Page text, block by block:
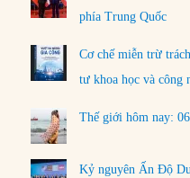
phía Trung Quốc
Cơ chế miễn trừ
tư khoa học và công
Thế giới hôm nay:
Kỷ nguyên Ấn Độ